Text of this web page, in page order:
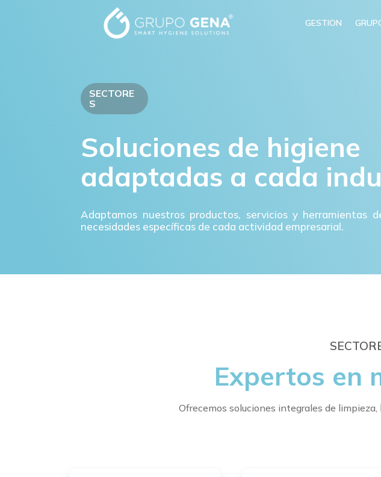
GESTION
SECTORE
S
Soluciones de higiene
adaptadas a cada
Adaptamos nuestros productos, servicios y herramientas
necesidades específicas de cada actividad empresarial.
Expertos en
Ofrecemos soluciones integrales de